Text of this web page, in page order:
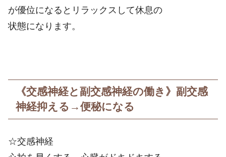
が優位になるとリラックスして休息の
状態になります。
《交感神経と副交感神経の働き》副交感
神経抑える→便秘になる
☆交感神経